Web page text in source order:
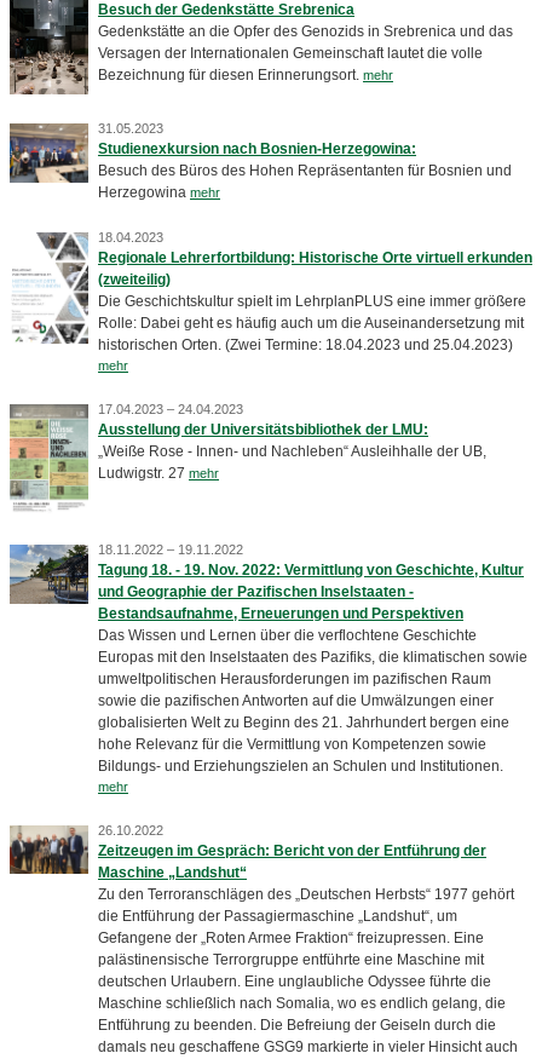
Besuch der Gedenkstätte Srebrenica
Gedenkstätte an die Opfer des Genozids in Srebrenica und das
Versagen der Internationalen Gemeinschaft lautet die volle
Bezeichnung für diesen Erinnerungsort. mehr
31.05.2023
Studienexkursion nach Bosnien-Herzegowina:
Besuch des Büros des Hohen Repräsentanten für Bosnien und
Herzegowina mehr
18.04.2023
Regionale Lehrerfortbildung: Historische Orte virtuell erkunden
(zweiteilig)
Die Geschichtskultur spielt im LehrplanPLUS eine immer größere
Rolle: Dabei geht es häufig auch um die Auseinandersetzung mit
historischen Orten. (Zwei Termine: 18.04.2023 und 25.04.2023)
mehr
17.04.2023 – 24.04.2023
Ausstellung der Universitätsbibliothek der LMU:
„Weiße Rose - Innen- und Nachleben“ Ausleihhalle der UB,
Ludwigstr. 27 mehr
18.11.2022 – 19.11.2022
Tagung 18. - 19. Nov. 2022: Vermittlung von Geschichte, Kultur
und Geographie der Pazifischen Inselstaaten -
Bestandsaufnahme, Erneuerungen und Perspektiven
Das Wissen und Lernen über die verflochtene Geschichte
Europas mit den Inselstaaten des Pazifiks, die klimatischen sowie
umweltpolitischen Herausforderungen im pazifischen Raum
sowie die pazifischen Antworten auf die Umwälzungen einer
globalisierten Welt zu Beginn des 21. Jahrhundert bergen eine
hohe Relevanz für die Vermittlung von Kompetenzen sowie
Bildungs- und Erziehungszielen an Schulen und Institutionen.
mehr
26.10.2022
Zeitzeugen im Gespräch: Bericht von der Entführung der
Maschine „Landshut“
Zu den Terroranschlägen des „Deutschen Herbsts“ 1977 gehört
die Entführung der Passagiermaschine „Landshut“, um
Gefangene der „Roten Armee Fraktion“ freizupressen. Eine
palästinensische Terrorgruppe entführte eine Maschine mit
deutschen Urlaubern. Eine unglaubliche Odyssee führte die
Maschine schließlich nach Somalia, wo es endlich gelang, die
Entführung zu beenden. Die Befreiung der Geiseln durch die
damals neu geschaffene GSG9 markierte in vieler Hinsicht auch